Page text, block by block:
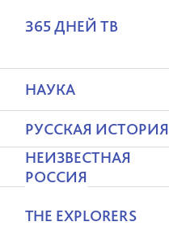
365 ДНЕЙ ТВ
НАУКА
РУССКАЯ ИСТОРИЯ
НЕИЗВЕСТНАЯ
РОССИЯ
THE EXPLORERS